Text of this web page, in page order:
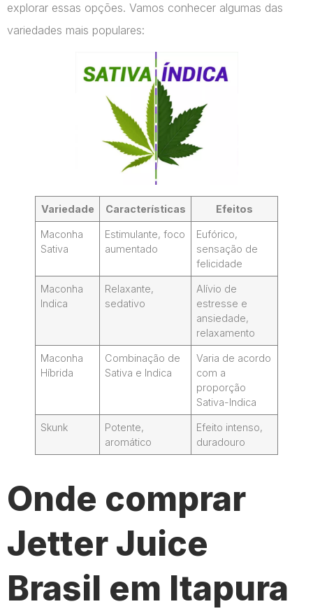
explorar essas opções. Vamos conhecer algumas das
variedades mais populares:
Variedade Características Efeitos
Maconha
Sativa
Estimulante, foco
aumentado
Eufórico,
sensação de
felicidade
Maconha
Indica
Relaxante,
sedativo
Alívio de
estresse e
ansiedade,
relaxamento
Maconha
Híbrida
Combinação de
Sativa e Indica
Varia de acordo
com a
proporção
Sativa-Indica
Skunk
Potente,
aromático
Efeito intenso,
duradouro
Onde comprar
Jetter Juice
Brasil em Itapura